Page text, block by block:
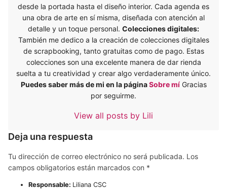
desde la portada hasta el diseño interior. Cada agenda es
una obra de arte en sí misma, diseñada con atención al
detalle y un toque personal. Colecciones digitales:
También me dedico a la creación de colecciones digitales
de scrapbooking, tanto gratuitas como de pago. Estas
colecciones son una excelente manera de dar rienda
suelta a tu creatividad y crear algo verdaderamente único.
Puedes saber más de mi en la páginaSobre míGracias
por seguirme.
View all posts by Lili
Deja una respuesta
Tu dirección de correo electrónico no será publicada. Los
campos obligatorios están marcados con *
Responsable: Liliana CSC